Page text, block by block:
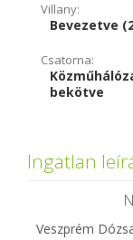
Villany:
Bevezetve
Csatorna:
bekötve
Ingatlan
Veszprém